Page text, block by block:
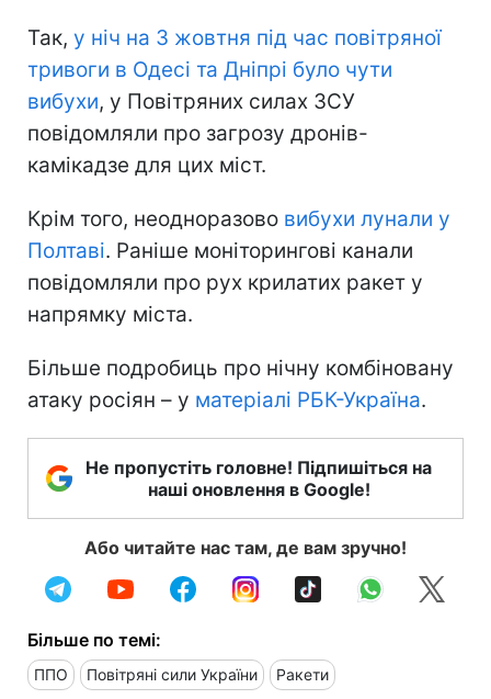
Так, у ніч на 3 жовтня під час повітряної
тривоги в Одесі та Дніпрі було чути
вибухи, у Повітряних силах ЗСУ
повідомляли про загрозу дронів-
камікадзе для цих міст.
Крім того, неодноразово вибухи лунали у
Полтаві. Раніше моніторингові канали
повідомляли про рух крилатих ракет у
напрямку міста.
Більше подробиць про нічну комбіновану
атаку росіян – у матеріалі РБК-Україна.
Не пропустіть головне! Підпишіться на
наші оновлення в Google!
Або читайте нас там, де вам зручно!
Більше по темі:
ППО Повітряні сили України Ракети